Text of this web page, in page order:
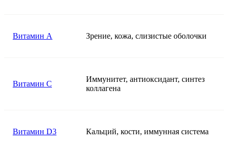
Витамин A Зрение, кожа, слизистые оболочки
Витамин C
Иммунитет, антиоксидант, синтез
коллагена
Витамин D3 Кальций, кости, иммунная система